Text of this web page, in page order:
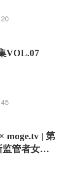
20
VOL.07
45
moge.tv | 第
管者女王